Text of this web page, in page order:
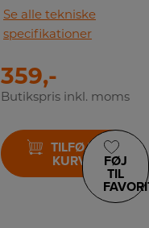
Se alle tekniske
specifikationer
359,-
Butikspris inkl. moms
TILFØJ TIL
KURV
FØJ
TIL